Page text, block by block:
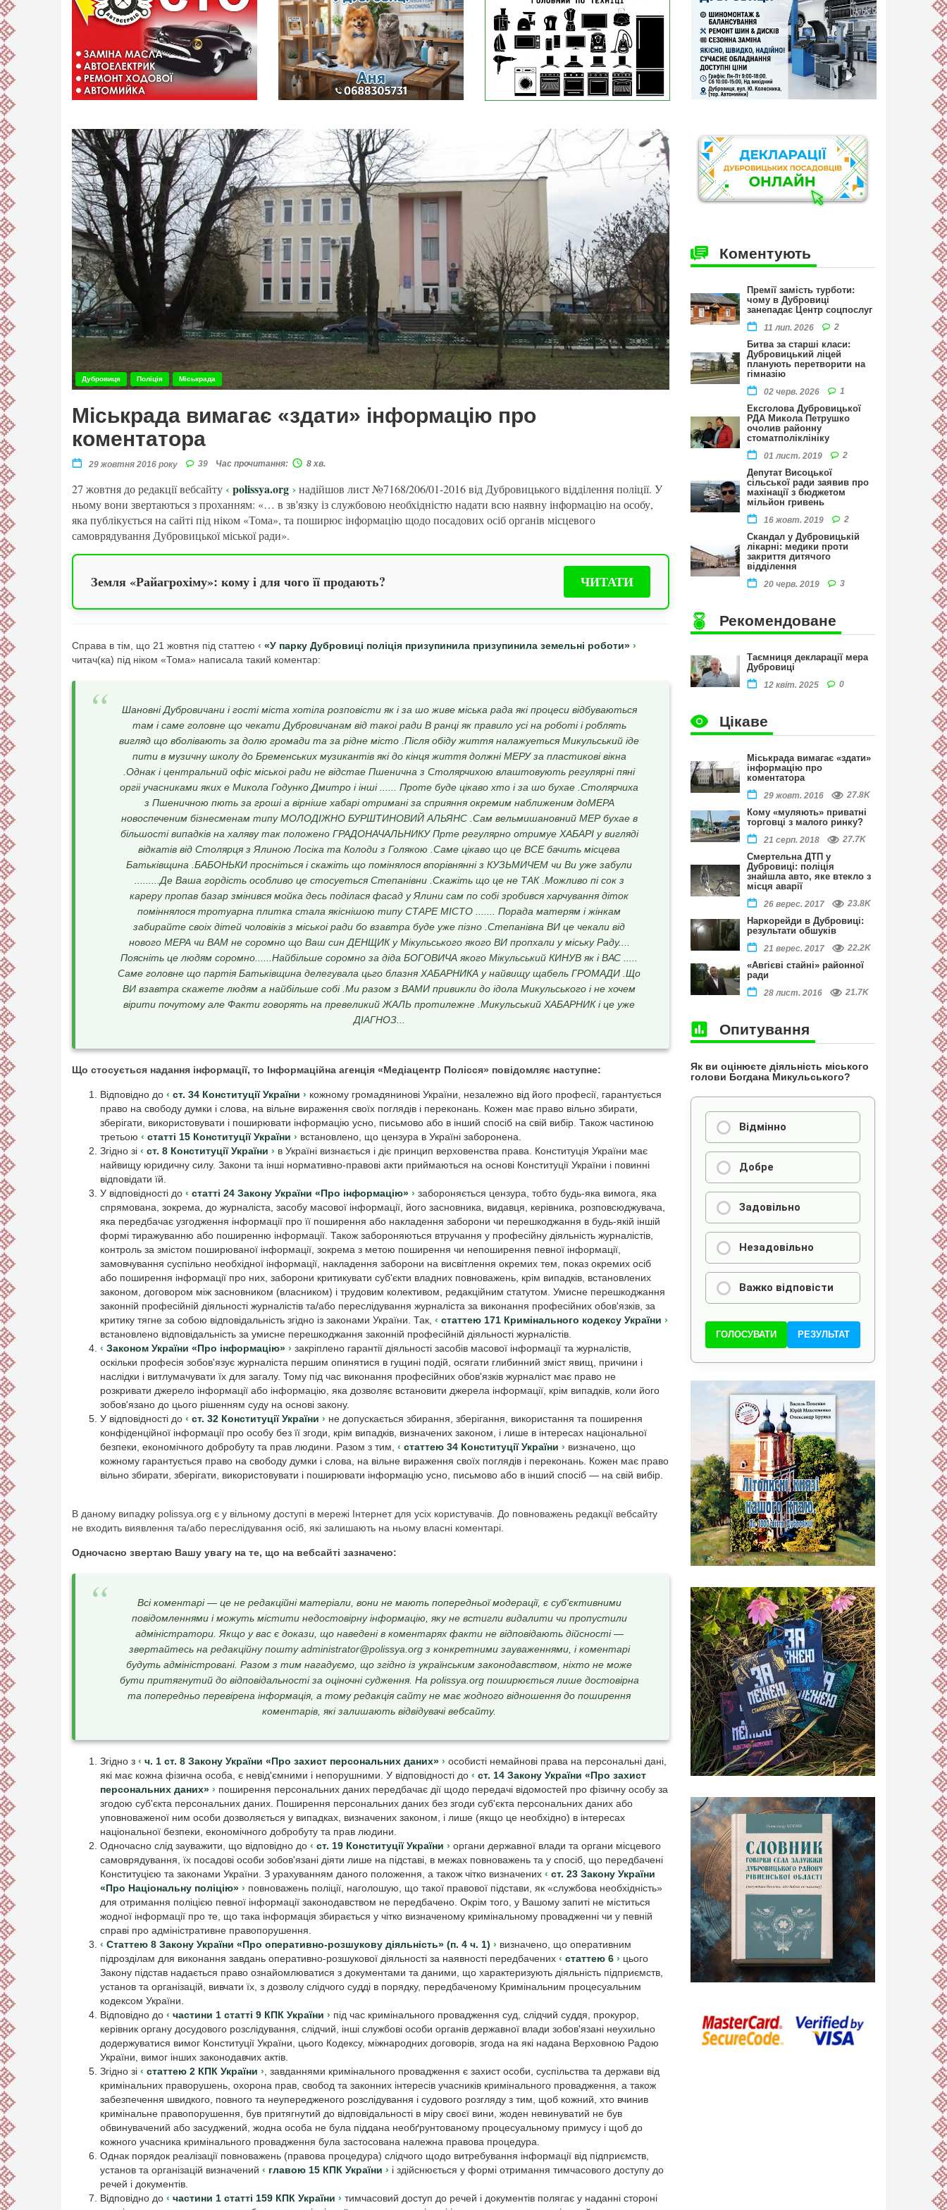
Дубровиця Поліція Міськрада
Міськрада вимагає «здати» інформацію про
коментатора
29 жовтня 2016 року 39 Час прочитання: 8 хв.
27 жовтня до редакції вебсайту polissya.org
надійшов лист №7168/206/01-2016 від Дубровицького відділення поліції. У
ньому вони звертаються з проханням: «… в зв'язку із службовою необхідністю надати всю наявну інформацію на особу,
яка публікується на сайті під ніком «Тома», та поширює інформацію щодо посадових осіб органів місцевого
самоврядування Дубровицької міської ради».
Земля «Райагрохіму»: кому і для чого її продають? ЧИТАТИ
Справа в тім, що 21 жовтня під статтею
«У парку Дубровиці поліція призупинила призупинила земельні роботи»
читач(ка) під ніком «Тома» написала такий коментар:
Шановні Дубровичани і гості міста хотіла розповісти як і за шо живе міська рада які процеси відбуваються
там і саме головне що чекати Дубровичанам від такоі ради В ранці як правило усі на роботі і роблять
вигляд що вболівають за долю громади та за рідне місто .Після обіду життя налажуеться Микульський іде
пити в музичну школу до Бременських музикантів які до кінця життя должні МЕРУ за пластикові вікна
.Однак і центральний офіс міськоі ради не відстае Пшенична з Столярчихою влаштовують регулярні пяні
оргіі учасниками яких е Микола Годунко Дмитро і інші ...... Проте буде цікаво хто і за шо бухае .Столярчиха
з Пшеничною пють за гроші а вірніше хабарі отримані за сприяння окремим наближеним доМЕРА
новоспеченим бізнесменам типу МОЛОДІЖНО БУРШТИНОВИЙ АЛЬЯНС .Сам вельмишановний МЕР бухае в
більшості випадків на халяву так положено ГРАДОНАЧАЛЬНИКУ Прте регулярно отримуе ХАБАРІ у вигляді
відкатів від Столярця з Ялиною Лосіка та Колоди з Голякою .Саме цікаво що це ВСЕ бачить місцева
Батьківщина .БАБОНЬКИ просніться і скажіть що помінялося впорівнянні з КУЗЬМИЧЕМ чи Ви уже забули
.........Де Ваша гордість особливо це стосуеться Степанівни .Скажіть що це не ТАК .Можливо пі сок з
кареру пропав базар змінився мойка десь поділася фасад у Ялини сам по собі зробився харчування діток
поміннялося тротуарна плитка стала якіснішою типу СТАРЕ МІСТО ....... Порада матерям і жінкам
забирайте своіх дітей чоловіків з міськоі ради бо взавтра буде уже пізно .Степанівна ВИ це чекали від
нового МЕРА чи ВАМ не соромно що Ваш син ДЕНЩИК у Мікульського якого ВИ пропхали у міську Раду....
Поясніть це людям соромно......Найбільше соромно за діда БОГОВИЧА якого Мікульський КИНУВ як і ВАС .....
Саме головне що партія Батьківщина делегувала цьго блазня ХАБАРНИКА у найвищу щабель ГРОМАДИ .Що
ВИ взавтра скажете людям а найбільше собі .Ми разом з ВАМИ привикли до ідола Микульського і не хочем
вірити почутому але Факти говорять на превеликий ЖАЛЬ протилежне .Микульський ХАБАРНИК і це уже
ДІАГНОЗ...
Що стосується надання інформації, то Інформаційна агенція «Медіацентр Полісся» повідомляє наступне:
Відповідно до ст. 34 Конституції України
кожному громадянинові України, незалежно від його професії, гарантується
право на свободу думки і слова, на вільне вираження своїх поглядів і переконань. Кожен має право вільно збирати,
зберігати, використовувати і поширювати інформацію усно, письмово або в інший спосіб на свій вибір. Також частиною
третьою
статті 15 Конституції України
встановлено, що цензура в Україні заборонена.
Згідно зі
ст. 8 Конституції України
в Україні визнається і діє принцип верховенства права. Конституція України має
найвищу юридичну силу. Закони та інші нормативно-правові акти приймаються на основі Конституції України і повинні
відповідати їй.
У відповідності до
статті 24 Закону України «Про інформацію»
забороняється цензура, тобто будь-яка вимога, яка
спрямована, зокрема, до журналіста, засобу масової інформації, його засновника, видавця, керівника, розповсюджувача,
яка передбачає узгодження інформації про її поширення або накладення заборони чи перешкоджання в будь-якій іншій
формі тиражуванню або поширенню інформації. Також забороняються втручання у професійну діяльність журналістів,
контроль за змістом поширюваної інформації, зокрема з метою поширення чи непоширення певної інформації,
замовчування суспільно необхідної інформації, накладення заборони на висвітлення окремих тем, показ окремих осіб
або поширення інформації про них, заборони критикувати суб'єкти владних повноважень, крім випадків, встановлених
законом, договором між засновником (власником) і трудовим колективом, редакційним статутом. Умисне перешкоджання
законній професійній діяльності журналістів та/або переслідування журналіста за виконання професійних обов'язків, за
критику тягне за собою відповідальність згідно із законами України. Так,
статтею 171 Кримінального кодексу України
встановлено відповідальність за умисне перешкоджання законній професійній діяльності журналістів.
Законом України «Про інформацію»
закріплено гарантії діяльності засобів масової інформації та журналістів,
оскільки професія зобов'язує журналіста першим опинятися в гущині подій, осягати глибинний зміст явищ, причини і
наслідки і витлумачувати їх для загалу. Тому під час виконання професійних обов'язків журналіст має право не
розкривати джерело інформації або інформацію, яка дозволяє встановити джерела інформації, крім випадків, коли його
зобов'язано до цього рішенням суду на основі закону.
У відповідності до
ст. 32 Конституції України
не допускається збирання, зберігання, використання та поширення
конфіденційної інформації про особу без її згоди, крім випадків, визначених законом, і лише в інтересах національної
безпеки, економічного добробуту та прав людини. Разом з тим,
статтею 34 Конституції України
визначено, що
кожному гарантується право на свободу думки і слова, на вільне вираження своїх поглядів і переконань. Кожен має право
вільно збирати, зберігати, використовувати і поширювати інформацію усно, письмово або в інший спосіб — на свій вибір.
В даному випадку polissya.org є у вільному доступі в мережі Інтернет для усіх користувачів. До повноважень редакції вебсайту
не входить виявлення та/або переслідування осіб, які залишають на ньому власні коментарі.
Одночасно звертаю Вашу увагу на те, що на вебсайті зазначено:
Всі коментарі — це не редакційні матеріали, вони не мають попередньої модерації, є суб'єктивними
повідомленнями і можуть містити недостовірну інформацію, яку не встигли видалити чи пропустили
адміністратори. Якщо у вас є докази, що наведені в коментарях факти не відповідають дійсності —
звертайтесь на редакційну пошту administrator@polissya.org з конкретними зауваженнями, і коментарі
будуть адміністровані. Разом з тим нагадуємо, що згідно із українським законодавством, ніхто не може
бути притягнутий до відповідальності за оціночні судження. На polissya.org поширюється лише достовірна
та попередньо перевірена інформація, а тому редакція сайту не має жодного відношення до поширення
коментарів, які залишають відвідувачі вебсайту.
Згідно з ч. 1 ст. 8 Закону України «Про захист персональних даних»
особисті немайнові права на персональні дані,
які має кожна фізична особа, є невід'ємними і непорушними. У відповідності до
ст. 14 Закону України «Про захист
персональних даних»
поширення персональних даних передбачає дії щодо передачі відомостей про фізичну особу за
згодою суб'єкта персональних даних. Поширення персональних даних без згоди суб'єкта персональних даних або
уповноваженої ним особи дозволяється у випадках, визначених законом, і лише (якщо це необхідно) в інтересах
національної безпеки, економічного добробуту та прав людини.
Одночасно слід зауважити, що відповідно до
ст. 19 Конституції України
органи державної влади та органи місцевого
самоврядування, їх посадові особи зобов'язані діяти лише на підставі, в межах повноважень та у спосіб, що передбачені
Конституцією та законами України. З урахуванням даного положення, а також чітко визначених
ст. 23 Закону України
«Про Національну поліцію»
повноважень поліції, наголошую, що такої правової підстави, як «службова необхідність»
для отримання поліцією певної інформації законодавством не передбачено. Окрім того, у Вашому запиті не міститься
жодної інформації про те, що така інформація збирається у чітко визначеному кримінальному провадженні чи у певній
справі про адміністративне правопорушення.
Статтею 8 Закону України «Про оперативно-розшукову діяльність» (п. 4 ч. 1)
визначено, що оперативним
підрозділам для виконання завдань оперативно-розшукової діяльності за наявності передбачених
статтею 6
цього
Закону підстав надається право ознайомлюватися з документами та даними, що характеризують діяльність підприємств,
установ та організацій, вивчати їх, з дозволу слідчого судді в порядку, передбаченому Кримінальним процесуальним
кодексом України.
Відповідно до
частини 1 статті 9 КПК України
під час кримінального провадження суд, слідчий суддя, прокурор,
керівник органу досудового розслідування, слідчий, інші службові особи органів державної влади зобов'язані неухильно
додержуватися вимог Конституції України, цього Кодексу, міжнародних договорів, згода на які надана Верховною Радою
України, вимог інших законодавчих актів.
Згідно зі
статтею 2 КПК України
, завданнями кримінального провадження є захист особи, суспільства та держави від
кримінальних праворушень, охорона прав, свобод та законних інтересів учасників кримінального провадження, а також
забезпечення швидкого, повного та неупередженого розслідування і судового розгляду з тим, щоб кожний, хто вчинив
кримінальне правопорушення, був притягнутий до відповідальності в міру своєї вини, жоден невинуватий не був
обвинувачений або засуджений, жодна особа не була піддана необґрунтованому процесуальному примусу і щоб до
кожного учасника кримінального провадження була застосована належна правова процедура.
Однак порядок реалізації повноважень (правова процедура) слідчого щодо витребування інформації від підприємств,
установ та організацій визначений
главою 15 КПК України
і здійснюється у формі отримання тимчасового доступу до
речей і документів.
Відповідно до
частини 1 статті 159 КПК України
тимчасовий доступ до речей і документів полягає у наданні стороні
Коментують
Премії замість турботи:
чому в Дубровиці
занепадає Центр соцпослуг
11 лип. 2026 2
Битва за старші класи:
Дубровицький ліцей
планують перетворити на
гімназію
02 черв. 2026 1
Ексголова Дубровицької
РДА Микола Петрушко
очолив районну
стоматполіклініку
01 лист. 2019 2
Депутат Висоцької
сільської ради заявив про
махінації з бюджетом
мільйон гривень
16 жовт. 2019 2
Скандал у Дубровицькій
лікарні: медики проти
закриття дитячого
відділення
20 черв. 2019 3
Рекомендоване
Таємниця декларації мера
Дубровиці
12 квіт. 2025 0
Цікаве
Міськрада вимагає «здати»
інформацію про
коментатора
29 жовт. 2016 27.8K
Кому «муляють» приватні
торговці з малого ринку?
21 серп. 2018 27.7K
Смертельна ДТП у
Дубровиці: поліція
знайшла авто, яке втекло з
місця аварії
26 верес. 2017 23.8K
Наркорейди в Дубровиці:
результати обшуків
21 верес. 2017 22.2K
«Авгієві стайні» районної
ради
28 лист. 2016 21.7K
Опитування
Як ви оцінюєте діяльність міського
голови Богдана Микульського?
Відмінно
Добре
Задовільно
Незадовільно
Важко відповісти
ГОЛОСУВАТИ РЕЗУЛЬТАТ